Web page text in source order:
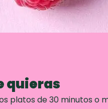
quieras
platos de 30 minutos o